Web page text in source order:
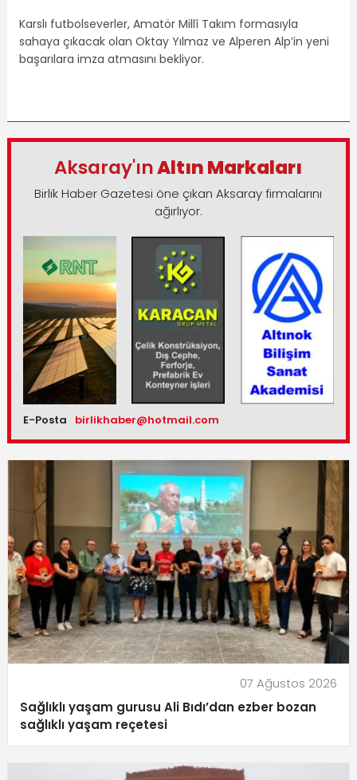
Karslı futbolseverler, Amatör Millî Takım formasıyla
sahaya çıkacak olan Oktay Yılmaz ve Alperen Alp’in yeni
başarılara imza atmasını bekliyor.
Aksaray'ınAltın Markaları
Birlik Haber Gazetesi öne çıkan Aksaray firmalarını
ağırlıyor.
E-Posta birlikhaber@hotmail.com
07 Ağustos 2026
Sağlıklı yaşam gurusu Ali Bıdı’dan ezber bozan
sağlıklı yaşam reçetesi